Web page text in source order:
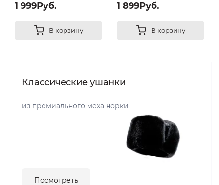
1 999Руб.
В корзину
1 899Руб.
В корзину
Классические ушанки
из премиального меха норки
Посмотреть